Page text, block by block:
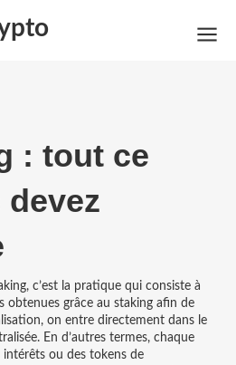
: tout ce
, c’est la pratique qui consiste à
obtenues grâce au staking afin de
, on entre directement dans le
En d’autres termes, chaque
ou des tokens de